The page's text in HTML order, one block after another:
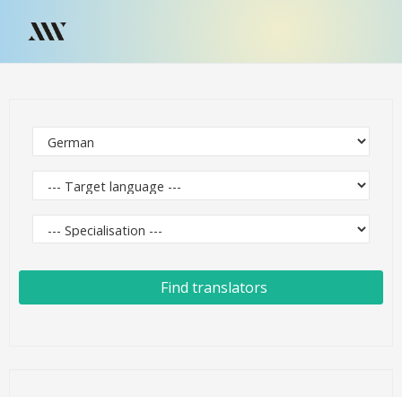
Find translators